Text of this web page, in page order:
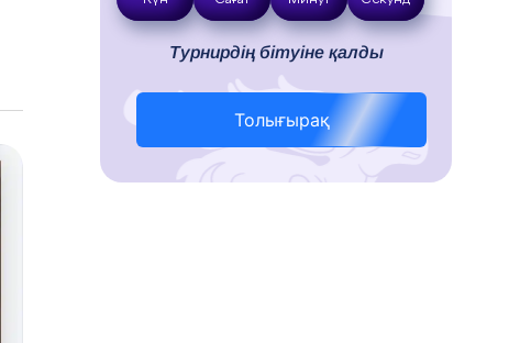
Турнирдің бітуіне қалды
Толығырақ